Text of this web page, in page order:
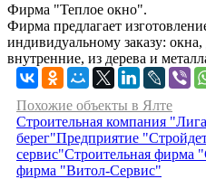
Фирма "Теплое окно".
Фирма предлагает
индивидуальному заказу:
внутренние, из дерева и
Похожие объекты в Ялте
Строительная компания
берег"Предприятие
сервис"Строительная фирма
фирма "Витол-Сервис"